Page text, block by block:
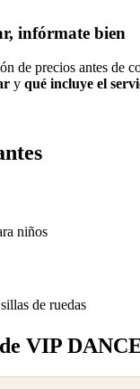
infórmate bien
de precios antes de
y qué incluye el
niños
de ruedas
VIP